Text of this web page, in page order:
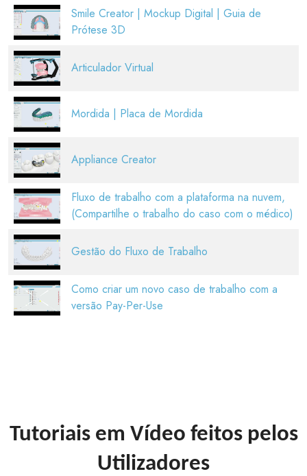
Smile Creator | Mockup Digital | Guia de
Prótese 3D
Articulador Virtual
Mordida | Placa de Mordida
Appliance Creator
Fluxo de trabalho com a plataforma na nuvem,
(Compartilhe o trabalho do caso com o médico)
Gestão do Fluxo de Trabalho
Como criar um novo caso de trabalho com a
versão Pay-Per-Use
Tutoriais em Vídeo feitos pelos
Utilizadores